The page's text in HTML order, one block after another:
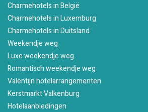
Charmehotels in België
Charmehotels in Luxemburg
Charmehotels in Duitsland
Weekendje weg
Luxe weekendje weg
Romantisch weekendje weg
Valentijn hotelarrangementen
Kerstmarkt Valkenburg
Hotelaanbiedingen